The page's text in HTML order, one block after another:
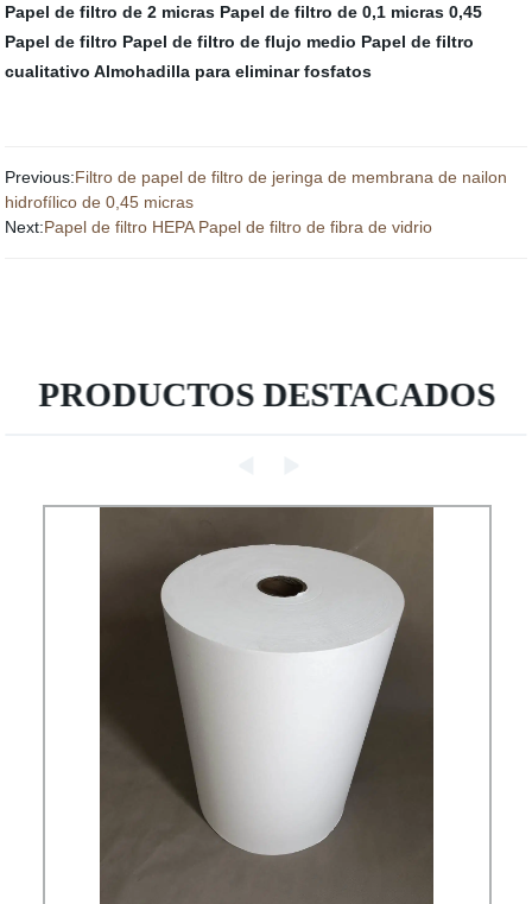
Papel de filtro de 2 micras Papel de filtro de 0,1 micras 0,45
Papel de filtro Papel de filtro de flujo medio Papel de filtro
cualitativo Almohadilla para eliminar fosfatos
Previous:Filtro de papel de filtro de jeringa de membrana de nailon
hidrofílico de 0,45 micras
Next:Papel de filtro HEPA Papel de filtro de fibra de vidrio
PRODUCTOS DESTACADOS